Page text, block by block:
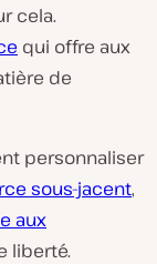
cela.
qui offre aux
de
personnaliser
sous-jacent,
aux
liberté.